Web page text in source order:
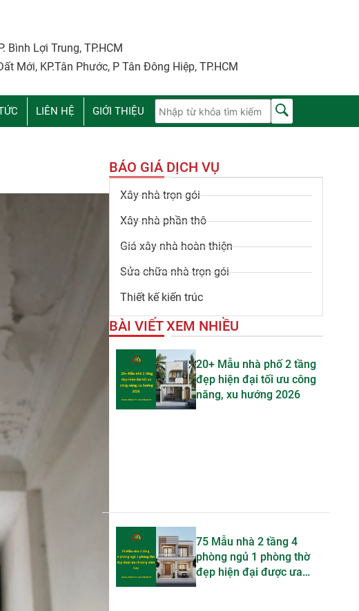
Bình Lợi Trung, TP.HCM
Mới, KP.Tân Phước, P Tân Đông Hiệp, TP.HCM
LIÊN HỆ GIỚI THIỆU
BÁO GIÁ DỊCH VỤ
Xây nhà trọn gói
Xây nhà phần thô
Giá xây nhà hoàn thiện
Sửa chữa nhà trọn gói
Thiết kế kiến trúc
BÀI VIẾT XEM NHIỀU
20+ Mẫu nhà phố 2 tầng
đẹp hiện đại tối ưu công
năng, xu hướng 2026
75 Mẫu nhà 2 tầng 4
phòng ngủ 1 phòng thờ
đẹp hiện đại được ưa